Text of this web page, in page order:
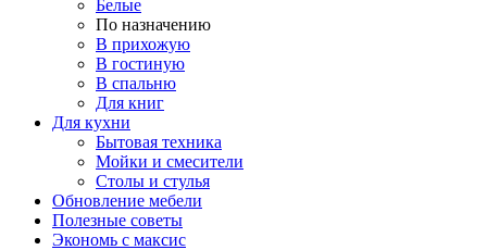
Белые
По назначению
В прихожую
В гостиную
В спальню
Для книг
Для кухни
Бытовая техника
Мойки и смесители
Столы и стулья
Обновление мебели
Полезные советы
Экономь с максис